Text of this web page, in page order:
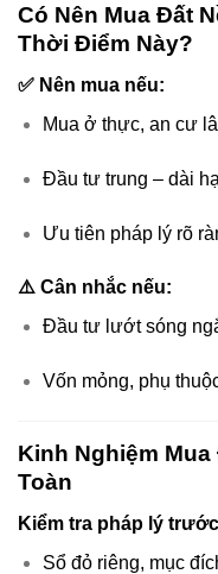
Có Nên Mua Đất
Thời Điểm Này?
✅ Nên mua nếu:
Mua ở thực, an cư
Đầu tư trung – dài
Ưu tiên pháp lý rõ
⚠️ Cân nhắc nếu:
Đầu tư lướt sóng
Vốn mỏng, phụ
Kinh Nghiệm
Toàn
Kiểm tra pháp lý
Sổ đỏ riêng, mục